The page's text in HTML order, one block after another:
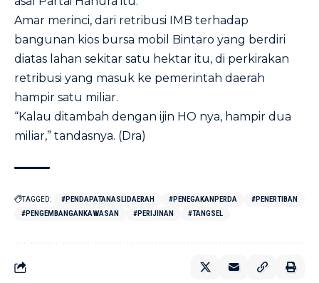
Amar merinci, dari retribusi IMB terhadap
bangunan kios bursa mobil Bintaro yang berdiri
diatas lahan sekitar satu hektar itu, di perkirakan
retribusi yang masuk ke pemerintah daerah
hampir satu miliar.
“Kalau ditambah dengan ijin HO nya, hampir dua
miliar,” tandasnya. (Dra)
TAGGED: #PENDAPATANASLIDAERAH #PENEGAKANPERDA
#PENERTIBAN
#PENGEMBANGANKAWASAN
#PERIJINAN #TANGSEL